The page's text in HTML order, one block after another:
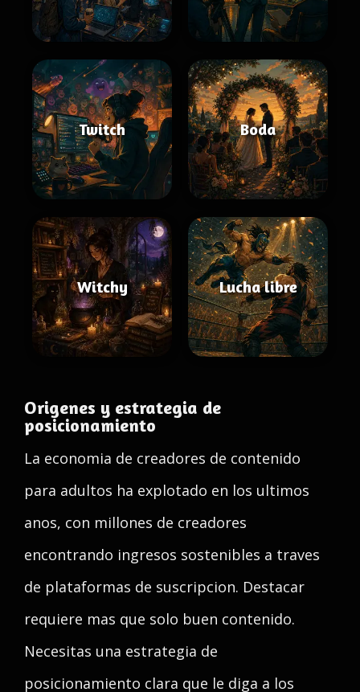
Twitch Boda
Witchy Lucha libre
Origenes y estrategia de
posicionamiento
La economia de creadores de contenido
para adultos ha explotado en los ultimos
anos, con millones de creadores
encontrando ingresos sostenibles a traves
de plataformas de suscripcion. Destacar
requiere mas que solo buen contenido.
Necesitas una estrategia de
posicionamiento clara que le diga a los